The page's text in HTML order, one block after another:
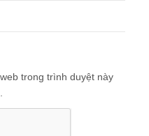
trong trình duyệt này